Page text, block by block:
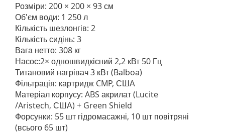
Розміри: 200 × 200 × 93 см
Об'єм води: 1 250 л
Кількість шезлонгів: 2
Кількість сидінь: 3
Вага нетто: 308 кг
Насос:2× одношвидкісний 2,2 кВт 50 Гц
Титановий нагрівач 3 кВт (Balboa)
Фільтрація: картридж CMP, США
Матеріал корпусу: ABS акрилат (Lucite
/Aristech, США) + Green Shield
Форсунки: 55 шт гідромасажні, 10 шт повітряні
(всього 65 шт)